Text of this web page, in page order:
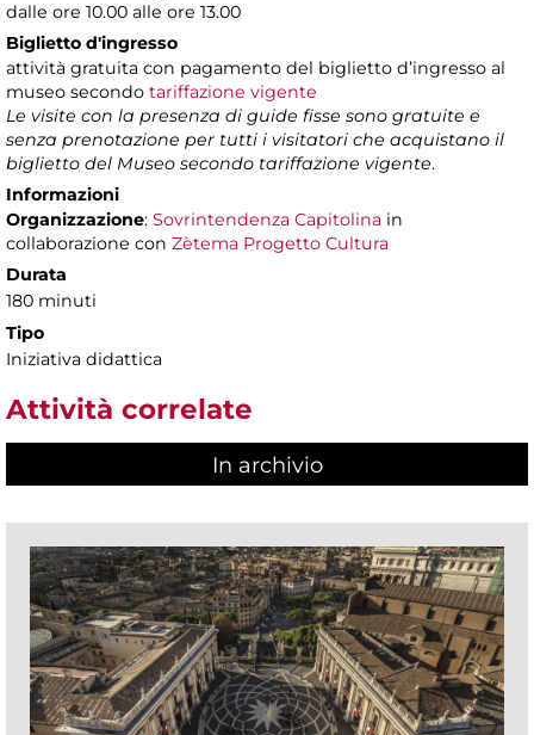
dalle ore 10.00 alle ore 13.00
Biglietto d'ingresso
attività gratuita con pagamento del biglietto d’ingresso al
museo secondo tariffazione vigente
Le visite con la presenza di guide fisse sono gratuite e
senza prenotazione per tutti i visitatori che acquistano il
biglietto del Museo secondo tariffazione vigente.
Informazioni
Organizzazione: Sovrintendenza Capitolina in
collaborazione con Zètema Progetto Cultura
Durata
180 minuti
Tipo
Iniziativa didattica
Attività correlate
In archivio